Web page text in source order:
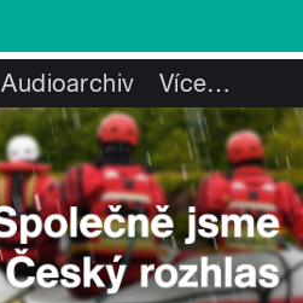
Audioarchiv Více…